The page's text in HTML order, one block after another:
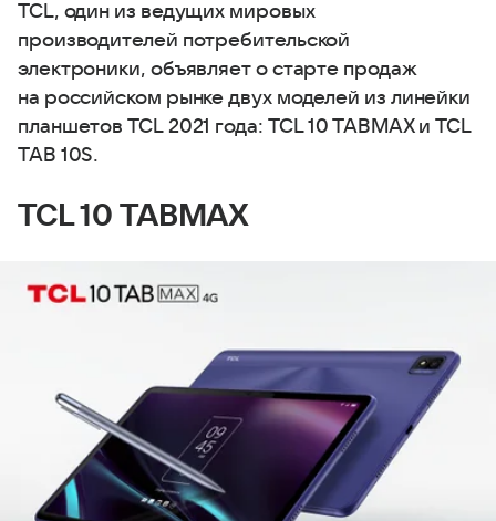
TCL, один из ведущих мировых
производителей потребительской
электроники, объявляет о старте продаж
на российском рынке двух моделей из линейки
планшетов TCL 2021 года: TCL 10 TABMAX и TCL
TAB 10S.
TCL 10 TABMAX